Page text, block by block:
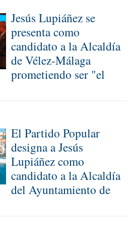
Jesús Lupiáñez se
presenta como
candidato a la Alcaldía
de Vélez-Málaga
prometiendo ser "el
El Partido Popular
designa a Jesús
Lupiáñez como
candidato a la Alcaldía
del Ayuntamiento de